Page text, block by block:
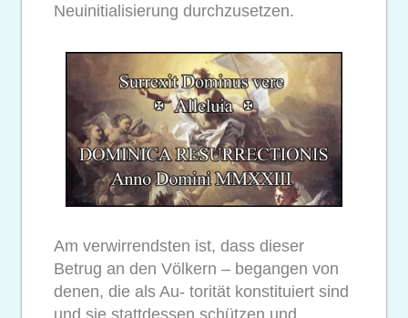
Neuinitialisierung durchzusetzen.
Am verwirrendsten ist, dass dieser
Betrug an den Völkern – begangen von
denen, die als Au- torität konstituiert sind